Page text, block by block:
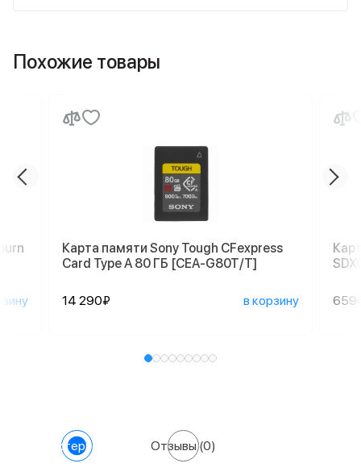
Похожие товары
Карта памяти Sony Tough CFexpress
Card Type A 80 ГБ [CEA-G80T/T]
14 290₽ в корзину
Характеристики Отзывы(0)